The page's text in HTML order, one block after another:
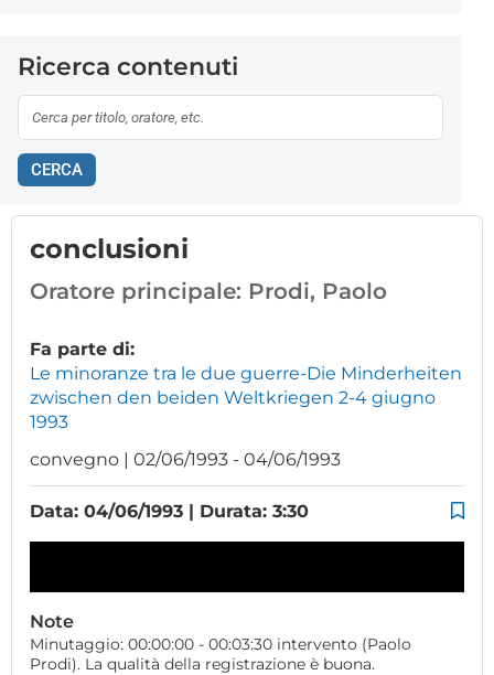
Ricerca contenuti
CERCA
conclusioni
Oratore principale: Prodi, Paolo
Fa parte di:
Le minoranze tra le due guerre-Die Minderheiten
zwischen den beiden Weltkriegen 2-4 giugno
1993
convegno | 02/06/1993 - 04/06/1993
Data: 04/06/1993 | Durata: 3:30
Note
Minutaggio: 00:00:00 - 00:03:30 intervento (Paolo
Prodi). La qualità della registrazione è buona.